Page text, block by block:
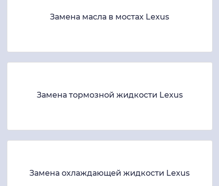
Замена масла в мостах Lexus
Замена тормозной жидкости Lexus
Замена охлаждающей жидкости Lexus